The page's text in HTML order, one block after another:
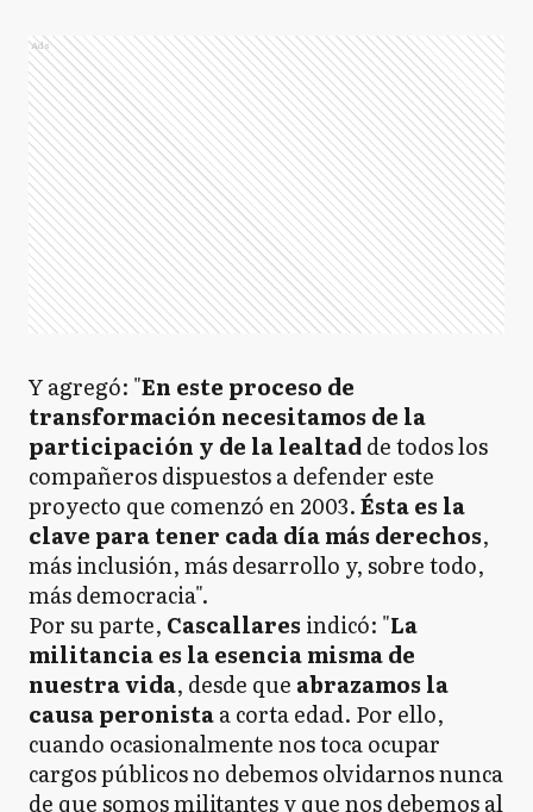
Ads
Y agregó: "En este proceso de
transformación necesitamos de la
participación y de la lealtadde todos los
compañeros dispuestos a defender este
proyecto que comenzó en 2003.Ésta es la
clave para tener cada día más derechos,
más inclusión, más desarrollo y, sobre todo,
más democracia".
Por su parte, Cascallares indicó: "La
militancia es la esencia misma de
nuestra vida, desde que abrazamos la
causa peronistaa corta edad. Por ello,
cuando ocasionalmente nos toca ocupar
cargos públicos no debemos olvidarnos nunca
de que somos militantes y que nos debemos al